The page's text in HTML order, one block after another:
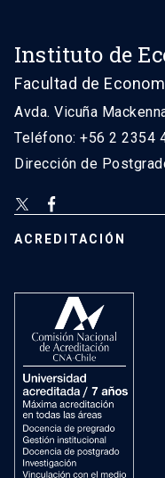
Instituto de
Facultad de
Avda. Vicuña
Teléfono: +56 2 2354
Dirección de
ACREDITACIÓN